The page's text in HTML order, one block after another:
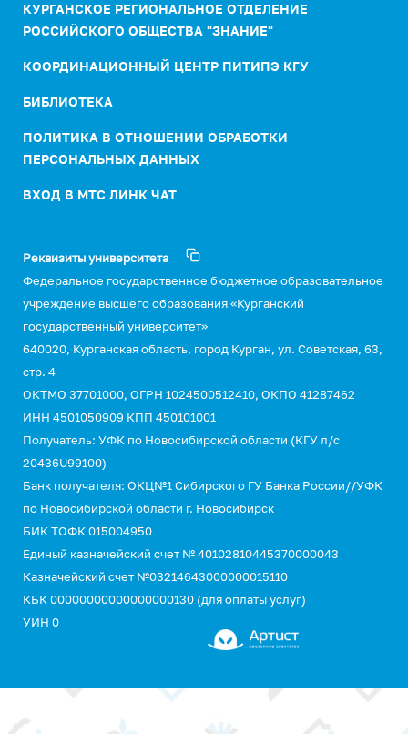
КУРГАНСКОЕ РЕГИОНАЛЬНОЕ ОТДЕЛЕНИЕ
РОССИЙСКОГО ОБЩЕСТВА "ЗНАНИЕ"
КООРДИНАЦИОННЫЙ ЦЕНТР ПИТИПЭ КГУ
БИБЛИОТЕКА
ПОЛИТИКА В ОТНОШЕНИИ ОБРАБОТКИ
ПЕРСОНАЛЬНЫХ ДАННЫХ
ВХОД В МТС ЛИНК ЧАТ
Реквизиты университета
Федеральное государственное бюджетное образовательное
учреждение высшего образования «Курганский
государственный университет»
640020, Курганская область, город Курган, ул. Советская, 63,
стр. 4
ОКТМО 37701000, ОГРН 1024500512410, ОКПО 41287462
ИНН 4501050909 КПП 450101001
Получатель: УФК по Новосибирской области (КГУ л/с
20436U99100)
Банк получателя: ОКЦ№1 Сибирского ГУ Банка России//УФК
по Новосибирской области г. Новосибирск
БИК ТОФК 015004950
Единый казначейский счет № 40102810445370000043
Казначейский счет №03214643000000015110
КБК 00000000000000000130 (для оплаты услуг)
УИН 0